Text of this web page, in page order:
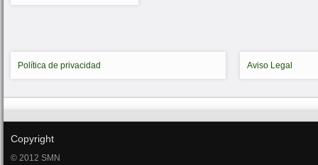
Política de privacidad Aviso Legal
Copyright
© 2012 SMN